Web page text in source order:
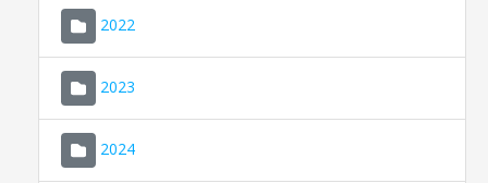
2022
2023
2024